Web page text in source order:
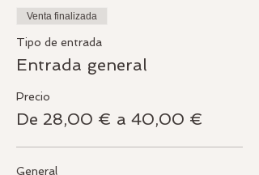
Venta finalizada
Tipo de entrada
Entrada general
Precio
De 28,00 € a 40,00 €
General